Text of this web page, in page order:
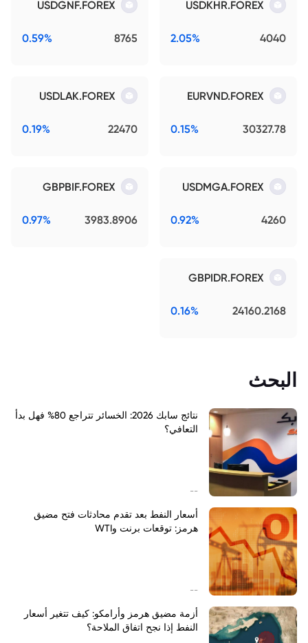
USDKHR.FOREX
4040
2.05%
USDGNF.FOREX
8765
0.59%
EURVND.FOREX
30327.78
0.15%
USDLAK.FOREX
22470
0.19%
USDMGA.FOREX
4260
0.92%
GBPBIF.FOREX
3983.8906
0.97%
GBPIDR.FOREX
24160.2168
0.16%
البحث
نتائج سابك 2026: الخسائر تتراجع 80% فهل بدأ
التعافي؟
--
أسعار النفط بعد تقدم محادثات فتح مضيق
هرمز: توقعات برنت وWTI
--
أزمة مضيق هرمز وأرامكو: كيف تتغير أسعار
النفط إذا نجح اتفاق الملاحة؟